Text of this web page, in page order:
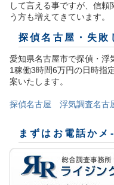
して言える事ですが、信
う方も増えてきています。
探偵名古屋 ・失
愛知県名古屋市で探偵・浮
1稼働3時間6万円の日時指
案いたします。
探偵名古屋 浮気調査名
まずはお電話かメ